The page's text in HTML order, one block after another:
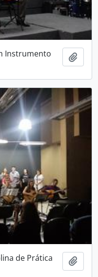
Instrumento
de Prática